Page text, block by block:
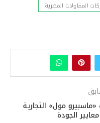
المقاولات المصرية
مول» التجارية
الجودة